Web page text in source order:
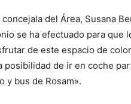
del Área, Susana
se ha efectuado para que
de este espacio de
de ir en coche
y bus de Rosam».